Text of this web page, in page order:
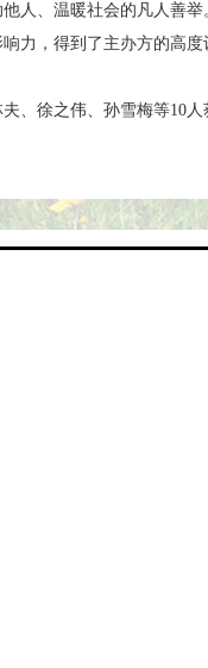
人、温暖社会的凡人善
力，得到了主办方的高
徐之伟、孙雪梅等10人